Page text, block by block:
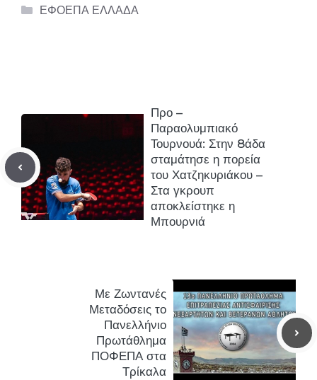
Categories
ΕΦΟΕΠΑ ΕΛΛΑΔΑ
Προ –
Παραολυμπιακό
Τουρνουά: Στην 8άδα
σταμάτησε η πορεία
του Χατζηκυριάκου –
Στα γκρουπ
αποκλείστηκε η
Μπουρνιά
Με Ζωντανές
Μεταδόσεις το
Πανελλήνιο
Πρωτάθλημα
ΠΟΦΕΠΑ στα
Τρίκαλα